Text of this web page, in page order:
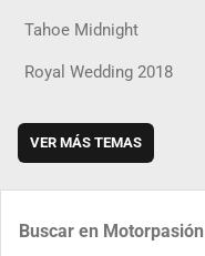
Tahoe Midnight
Royal Wedding 2018
VER MÁS TEMAS